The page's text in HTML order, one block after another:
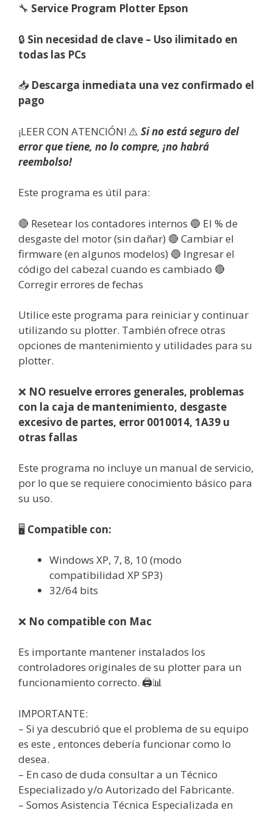
🔧 Service Program Plotter Epson
🔒 Sin necesidad de clave – Uso ilimitado en
todas las PCs
📥 Descarga inmediata una vez confirmado el
pago
¡LEER CON ATENCIÓN! ⚠️ Si no está seguro del
error que tiene, no lo compre, ¡no habrá
reembolso!
Este programa es útil para:
🔴 Resetear los contadores internos 🔵 El % de
desgaste del motor (sin dañar) 🔴 Cambiar el
firmware (en algunos modelos) 🔵 Ingresar el
código del cabezal cuando es cambiado 🔴
Corregir errores de fechas
Utilice este programa para reiniciar y continuar
utilizando su plotter. También ofrece otras
opciones de mantenimiento y utilidades para su
plotter.
❌ NO resuelve errores generales, problemas
con la caja de mantenimiento, desgaste
excesivo de partes, error 0010014, 1A39 u
otras fallas
Este programa no incluye un manual de servicio,
por lo que se requiere conocimiento básico para
su uso.
🖥️ Compatible con:
Windows XP, 7, 8, 10 (modo
compatibilidad XP SP3)
32/64 bits
❌ No compatible con Mac
Es importante mantener instalados los
controladores originales de su plotter para un
funcionamiento correcto. 🖨️📊
IMPORTANTE:
– Si ya descubrió que el problema de su equipo
es este , entonces debería funcionar como lo
desea.
– En caso de duda consultar a un Técnico
Especializado y/o Autorizado del Fabricante.
– Somos Asistencia Técnica Especializada en